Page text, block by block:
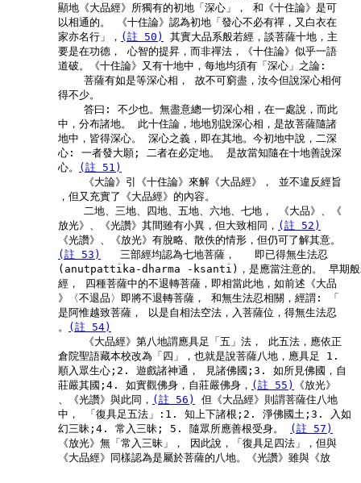
        顯地《大品經》所獨有的初地「深心」， 和《十住論》是可
        以相通的。 《十住論》認為初地「發心不必有禪，又白衣在
        家亦名行」，
(註 50)
其實大品系般若經，談菩薩十地，主
        要是在功德， 心智的提昇，而非禪法，《十住論》似乎一語
        道破。《十住論》又有十地中，每地均須有「深心」之論:
            菩薩有如是等深心相， 故不可窮盡，汝今但說深心相何
        得不少。
            答曰: 不少也。無盡意總一切深心相，在一處說，而此
        中，分布諸地。 此十住論，地地別說深心相，是故菩薩隨諸
        地中，皆得深心。 深心之義，即在其地。今初地中說，二深
        心: 一者發大願; 二者在必定地。 是故當知隨在十地善說深
        心。
(註 51)
            《大論》引《十住論》來解《大品經》， 並不違反經旨
        ，但又充實了《大品經》的內容。
            二地、三地、四地、五地、六地、七地， 《大品》、《
        放光》、《光讚》其間雖有小異，但大致相同，
(註 52)
        《光讚》、《放光》有脫略、散佚的情形，但仍可了解其意。
(註 53)
   三部經均認為七地菩薩，   即已得無生法忍
(anutpattika-dharma -ksanti)，是應當注意的。 早期般
        經， 四種菩薩中的不退轉菩薩，即相當此地，如前述《大品
        》〈不退品〉即將不退轉菩薩， 和無生法忍相關，經謂: 「
        是阿惟越致菩薩， 以是自相法空法，入菩薩位，得無生法忍
        。
(註 54)
            《大品經》第八地謂應具足「五」法， 此五法，應依正
        倉院聖語藏本校改為「四」，也就是說菩薩八地，應具足 1.
        順入眾生心;2. 遊戲諸神通， 見諸佛國;3. 如所見佛國，自
        莊嚴其國;4. 如實觀佛身，自莊嚴佛身，
(註 55)
《放光》
        、《光讚》與此同，
(註 56)
但《大品經》則謂菩薩住八地
        中， 「復具足五法」:1. 知上下諸根;2. 淨佛國土;3. 入如
        幻三昧;4. 常入三昧; 5. 隨眾所應善根受身。
(註 57)
        《放光》無「常入三昧」， 因此說，「復具足四法」，但與
        《大品經》同樣認為是屬於菩薩的八地。《光讚》雖與《放